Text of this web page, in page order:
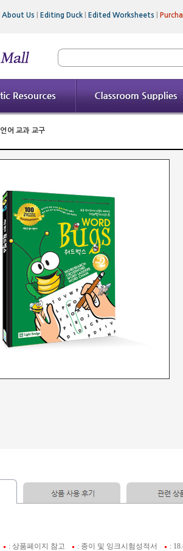
About Us Editing Duck Edited Worksheets
언어 교과 교구
: 상품페이지 참고 : 종이 및 잉크시험성적서
: